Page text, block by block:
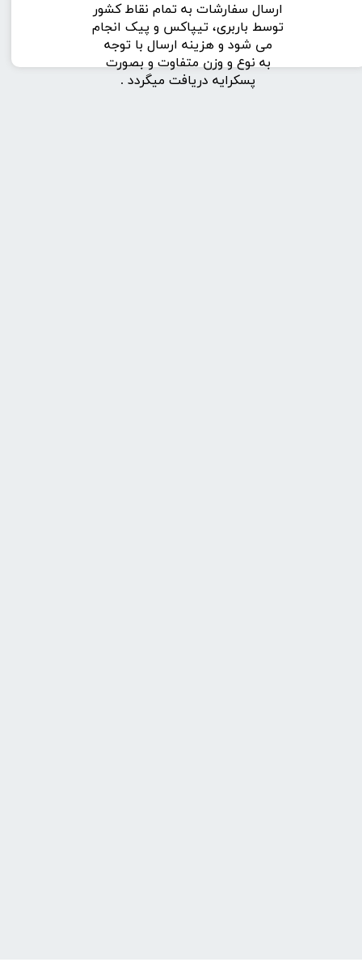
ارسال سفارشات به تمام نقاط کشور
توسط باربری، تیپاکس و پیک انجام
می شود و هزینه ارسال با توجه
به نوع و وزن متفاوت و بصورت
پسکرایه دریافت میگردد .